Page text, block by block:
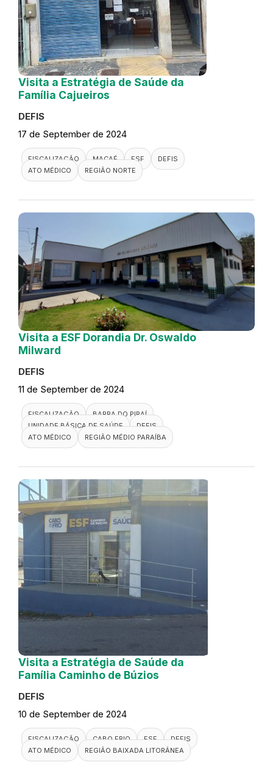
Visita a Estratégia de Saúde da
Família Cajueiros
DEFIS
17 de September de 2024
FISCALIZAÇÃO MACAÉ ESF
DEFIS
ATO MÉDICO
REGIÃO NORTE
Visita a ESF Dorandia Dr. Oswaldo
Milward
DEFIS
11 de September de 2024
FISCALIZAÇÃO
BARRA DO PIRAÍ
UNIDADE BÁSICA DE SAÚDE
DEFIS
ATO MÉDICO
REGIÃO MÉDIO PARAÍBA
Visita a Estratégia de Saúde da
Família Caminho de Búzios
DEFIS
10 de September de 2024
FISCALIZAÇÃO CABO FRIO ESF
DEFIS
ATO MÉDICO
REGIÃO BAIXADA LITORÂNEA